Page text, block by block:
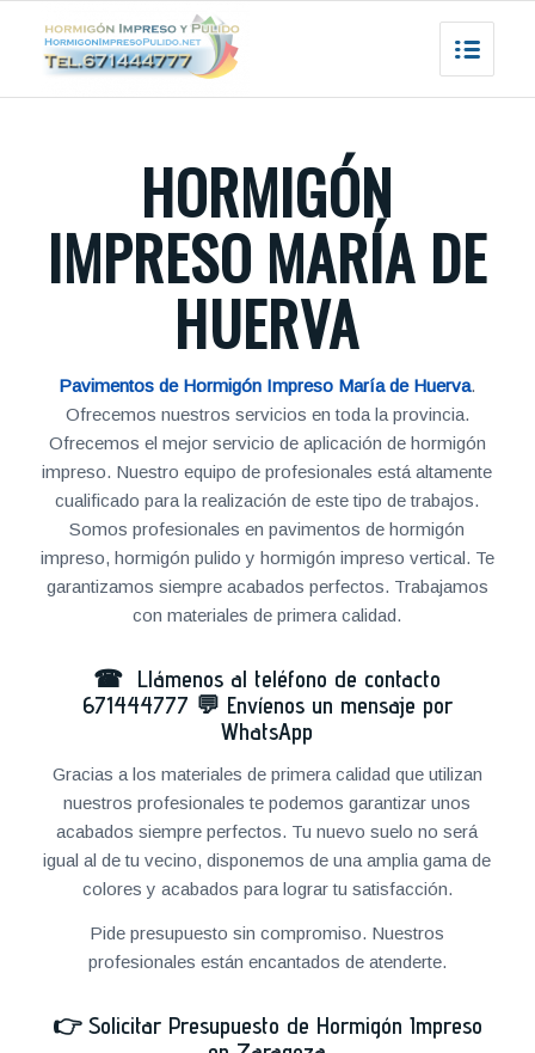
HORMIGÓN
IMPRESO MARÍA DE
HUERVA
Pavimentos de Hormigón Impreso María de Huerva.
Ofrecemos nuestros servicios en toda la provincia.
Ofrecemos el mejor servicio de aplicación de hormigón
impreso. Nuestro equipo de profesionales está altamente
cualificado para la realización de este tipo de trabajos.
Somos profesionales en pavimentos de hormigón
impreso, hormigón pulido y hormigón impreso vertical. Te
garantizamos siempre acabados perfectos. Trabajamos
con materiales de primera calidad.
☎ Llámenos al teléfono de contacto
671444777 💬 Envíenos un mensaje por
WhatsApp
Gracias a los materiales de primera calidad que utilizan
nuestros profesionales te podemos garantizar unos
acabados siempre perfectos. Tu nuevo suelo no será
igual al de tu vecino, disponemos de una amplia gama de
colores y acabados para lograr tu satisfacción.
Pide presupuesto sin compromiso. Nuestros
profesionales están encantados de atenderte.
👉 Solicitar Presupuesto de Hormigón Impreso